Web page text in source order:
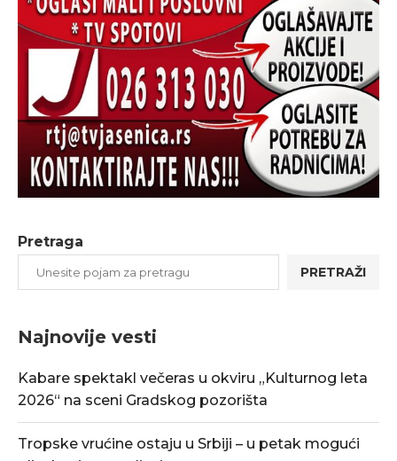
Pretraga
PRETRAŽI
Najnovije vesti
Kabare spektakl večeras u okviru „Kulturnog leta
2026“ na sceni Gradskog pozorišta
Tropske vrućine ostaju u Srbiji – u petak mogući